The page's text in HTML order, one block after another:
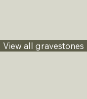
View all gravestones